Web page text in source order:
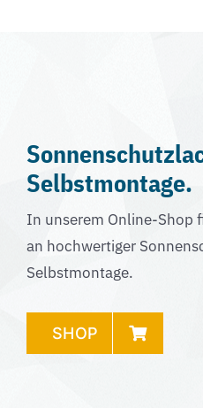
Selbstmontage.
In unserem Online-Shop
an hochwertiger
Selbstmontage.
SHOP